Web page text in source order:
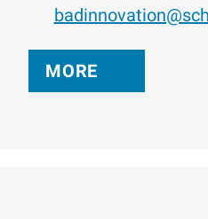
MORE